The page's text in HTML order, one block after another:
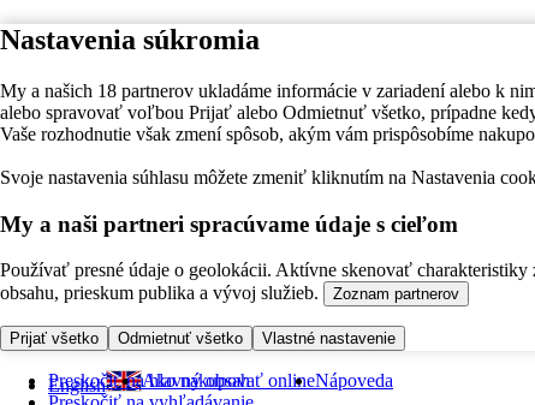
Nastavenia súkromia
My a našich 18 partnerov ukladáme informácie v zariadení alebo k
alebo spravovať voľbou Prijať alebo Odmietnuť všetko, prípadne
Vaše rozhodnutie však zmení spôsob, akým vám prispôsobíme
Svoje nastavenia súhlasu môžete zmeniť kliknutím na Nastavenia
My a naši partneri spracúvame údaje s cieľom
Používať presné údaje o geolokácii. Aktívne skenovať
obsahu, prieskum publika a vývoj služieb.
Zoznam partnerov
Prijať všetko Odmietnuť všetko Vlastné nastavenie
Preskočiť na hlavný obsah
English Ako nakupovať onlineNápoveda